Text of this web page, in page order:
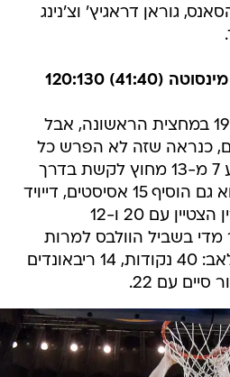
הסאנס, גוראן דראגיץ' וצ'נינג
הווריורס כבר פיגרו ב-19 במחצית הראשונה, אבל
כנראה שזה לא הפרש כל
כך גדול. סטפן קרי קלע 7 מ-13 מחוץ לקשת בדרך
ל-32 נקודות, אליהן הוא גם הוסיף 15 אסיסטים, דייויד
לי קלע 25 ודרימונד גרין הצטיין עם 20 ו-12
מדי בשביל הוולבס למרות
משחק עצום של קווין לאב: 40 נקודות, 14 ריבאונדים